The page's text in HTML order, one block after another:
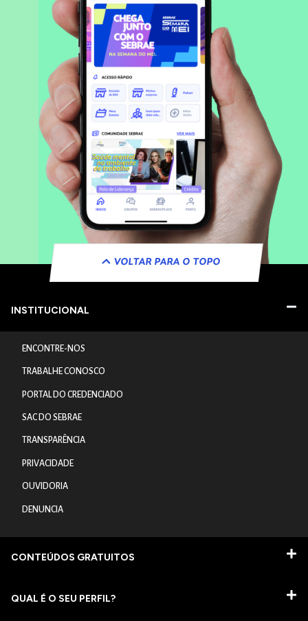
VOLTAR PARA O TOPO
INSTITUCIONAL
ENCONTRE-NOS
TRABALHE CONOSCO
PORTAL DO CREDENCIADO
SAC DO SEBRAE
TRANSPARÊNCIA
PRIVACIDADE
OUVIDORIA
DENUNCIA
CONTEÚDOS GRATUITOS
QUAL É O SEU PERFIL?